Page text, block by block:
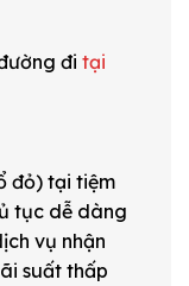
đi tại
đỏ) tại tiệm
tục dễ dàng
vụ nhận
suất thấp